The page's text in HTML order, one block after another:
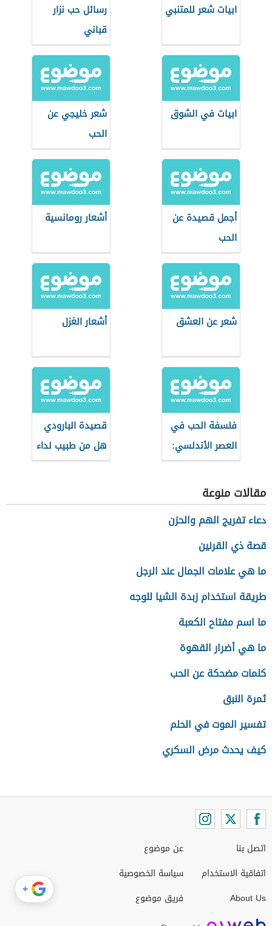
ابيات شعر للمتنبي
رسائل حب نزار
قباني
ابيات في الشوق
شعر خليجي عن
الحب
أجمل قصيدة عن
الحب
أشعار رومانسية
شعر عن العشق أشعار الغزل
فلسفة الحب في
العصر الأندلسي:
طوق الحمامة
نموذجًا
قصيدة البارودي
هل من طبيب لداء
الحب
مقالات منوعة
دعاء تفريج الهم والحزن
قصة ذي القرنين
ما هي علامات الجمال عند الرجل
طريقة استخدام زبدة الشيا للوجه
ما اسم مفتاح الكعبة
ما هي أضرار القهوة
كلمات مضحكة عن الحب
ثمرة النبق
تفسير الموت في الحلم
كيف يحدث مرض السكري
اتصل بنا
اتفاقية الاستخدام
About Us
عن موضوع
سياسة الخصوصية
فريق موضوع
+